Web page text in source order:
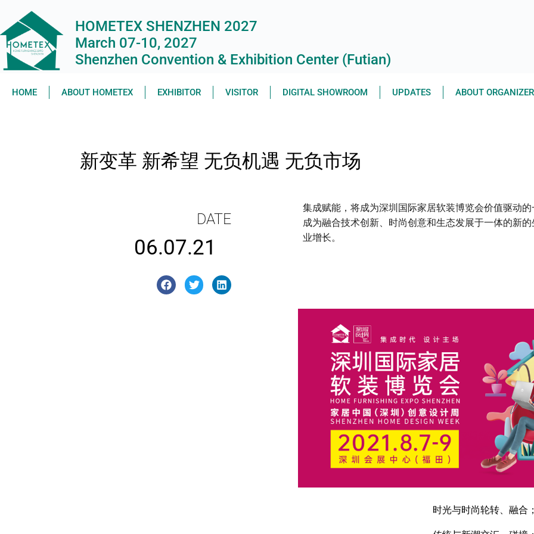
HOMETEX SHENZHEN 2027
March 07-10, 2027
Shenzhen Convention & Exhibition Center (Futian)
HOME ABOUT HOMETEX EXHIBITOR VISITOR DIGITAL SHOWROOM UPDATES ABOUT
新变革 新希望 无负机遇 无负市场
DATE
06.07.21
集成赋能，将成为深圳国际家居软装博览会价值驱动
成为融合技术创新、时尚创意和生态发展于一体的新
业增长。
时光与时尚轮转、融合